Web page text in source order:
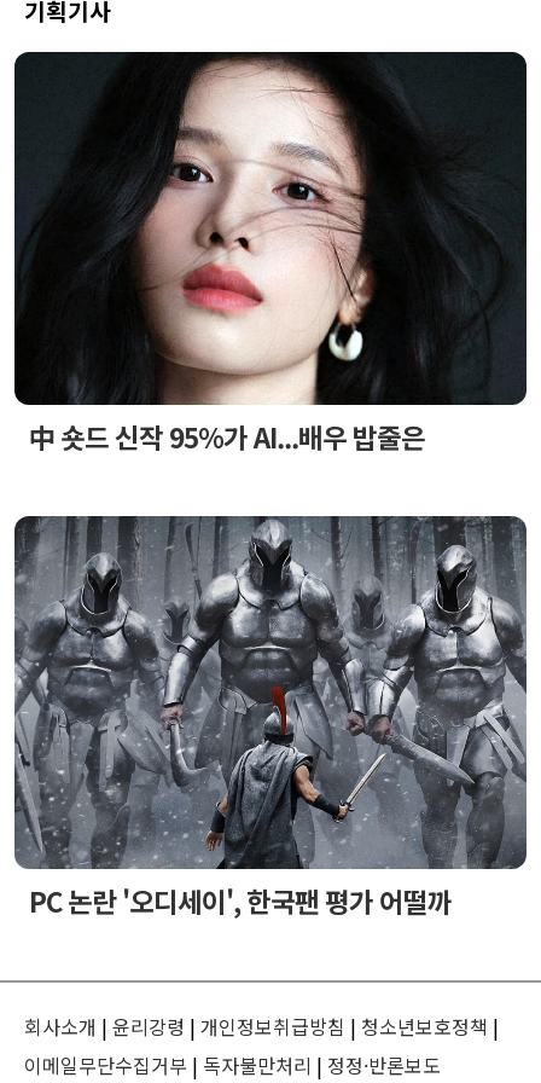
기획기사
中 숏드 신작 95%가 AI...배우 밥줄은
PC 논란 '오디세이', 한국팬 평가 어떨까
회사소개 | 윤리강령 | 개인정보취급방침 | 청소년보호정책 |
이메일무단수집거부 | 독자불만처리 | 정정·반론보도